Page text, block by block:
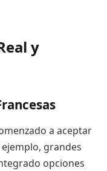
y
a aceptar
grandes
opciones